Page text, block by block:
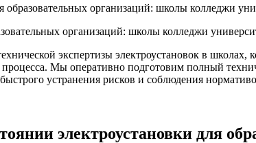
образовательных организаций: школы колледжи
организаций: школы колледжи
экспертизы электроустановок в
Мы оперативно подготовим полный
устранения рисков и соблюдения
электроустановки для